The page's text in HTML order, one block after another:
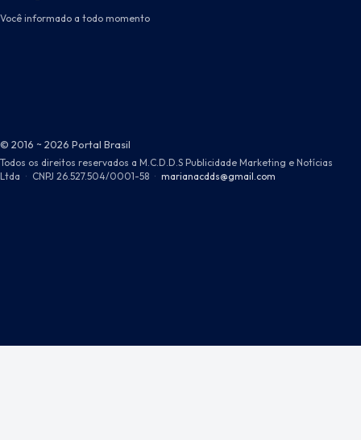
Você informado a todo momento
© 2016 ~ 2026 Portal Brasil
Todos os direitos reservados a M.C.D.D.S Publicidade Marketing e Notícias
Ltda · CNPJ 26.527.504/0001-58 · marianacdds@gmail.com